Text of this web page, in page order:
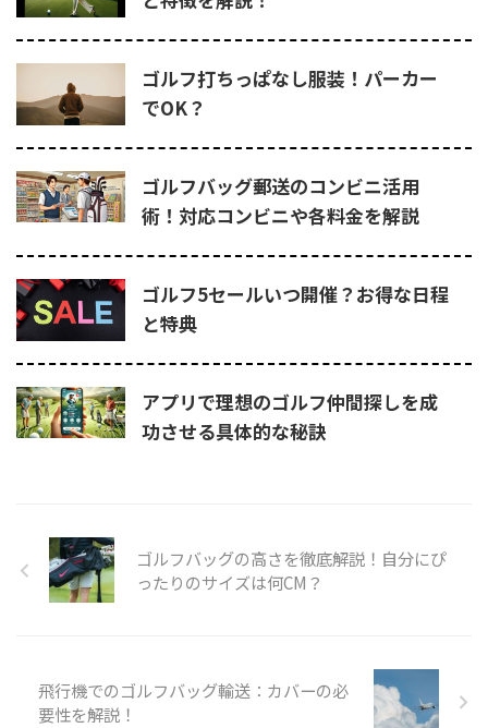
ゴルフ打ちっぱなし服装！パーカー
でOK？
ゴルフバッグ郵送のコンビニ活用
術！対応コンビニや各料金を解説
ゴルフ5セールいつ開催？お得な日程
と特典
アプリで理想のゴルフ仲間探しを成
功させる具体的な秘訣
ゴルフバッグの高さを徹底解説！自分にぴ
ったりのサイズは何CM？
飛行機でのゴルフバッグ輸送：カバーの必
要性を解説！